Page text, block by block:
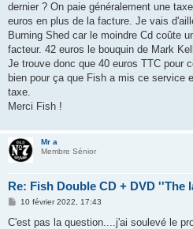
dernier ? On paie généralement une
euros en plus de la facture. Je vais
Burning Shed car le moindre Cd coûte
facteur. 42 euros le bouquin de Mark
Je trouve donc que 40 euros TTC pour
bien pour ça que Fish a mis ce service
taxe.
Merci Fish !
Mr a
Membre Sénior
Re: Fish Double CD + DVD ''The
M
s
10 février 2022, 17:43
C'est pas la question....j'ai soulevé le